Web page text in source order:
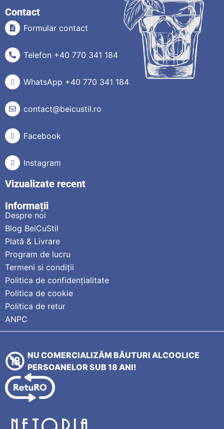
Contact
Formular contact
Telefon +40 770 341 184
WhatsApp +40 770 341 184
contact@beicustil.ro
Facebook
Instagram
Vizualizate recent
Informații
Despre noi
Blog BeiCuStil
Plată & Livrare
Program de lucru
Termeni si condiții
Politica de confidențialitate
Politica de cookie
Politica de retur
ANPC
NU COMERCIALIZĂM BĂUTURI ALCOOLICE
PERSOANELOR SUB 18 ANI!